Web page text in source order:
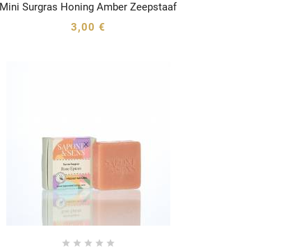
Mini Surgras Honing Amber Zeepstaaf
 
3,00 €
    